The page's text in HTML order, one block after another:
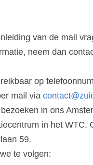
van de mail
neem dan
op
mail via
in ons
in het WTC,
59.
te volgen: